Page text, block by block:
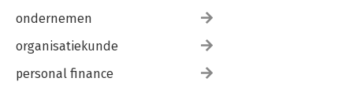
ondernemen
organisatiekunde
personal finance